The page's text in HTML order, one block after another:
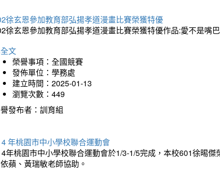
徐玄恩參加教育部弘揚孝道漫畫比賽榮獲特優
徐玄恩參加教育部弘揚孝道漫畫比賽榮獲特優作品:愛不是嘴
文
榮譽事項：全國競賽
發佈單位：學務處
建立時間：2025-01-13
瀏覽次數：449
發布者：訓育組
年桃園市中小學校聯合運動會
年桃園市中小學校聯合運動會於1/3-1/5完成，本校601徐晹
蘋、黃瑞敏老師協助。